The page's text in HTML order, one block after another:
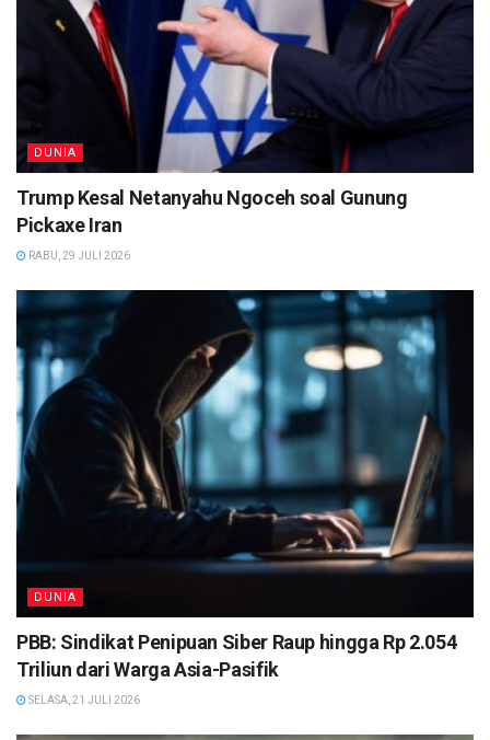
DUNIA
Trump Kesal Netanyahu Ngoceh soal Gunung
Pickaxe Iran
RABU, 29 JULI 2026
DUNIA
PBB: Sindikat Penipuan Siber Raup hingga Rp 2.054
Triliun dari Warga Asia-Pasifik
SELASA, 21 JULI 2026